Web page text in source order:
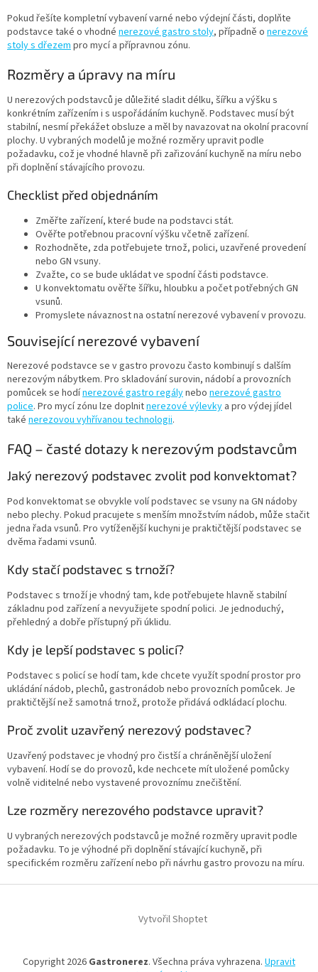
Pokud řešíte kompletní vybavení varné nebo výdejní části, doplňte
podstavce také o vhodné nerezové gastro stoly, případně o nerezové
stoly s dřezempro mycí a přípravnou zónu.
Rozměry a úpravy na míru
U nerezových podstavců je důležité sladit délku, šířku a výšku s
konkrétním zařízením i s uspořádáním kuchyně. Podstavec musí být
stabilní, nesmí překážet obsluze a měl by navazovat na okolní pracovní
plochy. U vybraných modelů je možné rozměry upravit podle
požadavku, což je vhodné hlavně při zařizování kuchyně na míru nebo
při doplnění stávajícího provozu.
Checklist před objednáním
Změřte zařízení, které bude na podstavci stát.
Ověřte potřebnou pracovní výšku včetně zařízení.
Rozhodněte, zda potřebujete trnož, polici, uzavřené provedení
nebo GN vsuny.
Zvažte, co se bude ukládat ve spodní části podstavce.
U konvektomatu ověřte šířku, hloubku a počet potřebných GN
vsunů.
Promyslete návaznost na ostatní nerezové vybavení v provozu.
Související nerezové vybavení
Nerezové podstavce se v gastro provozu často kombinují s dalším
nerezovým nábytkem. Pro skladování surovin, nádobí a provozních
pomůcek se hodínerezové gastro regálynebo nerezové gastro
police. Pro mycí zónu lze doplnitnerezové výlevky a pro výdej jídel
také nerezovou vyhřívanou technologii.
FAQ – časté dotazy k nerezovým podstavcům
Jaký nerezový podstavec zvolit pod konvektomat?
Pod konvektomat se obvykle volí podstavec se vsuny na GN nádoby
nebo plechy. Pokud pracujete s menším množstvím nádob, může stačit
jedna řada vsunů. Pro vytíženější kuchyni je praktičtější podstavec se
dvěma řadami vsunů.
Kdy stačí podstavec s trnoží?
Podstavec s trnoží je vhodný tam, kde potřebujete hlavně stabilní
základnu pod zařízení a nevyužijete spodní polici. Je jednoduchý,
přehledný a dobře přístupný při úklidu.
Kdy je lepší podstavec s policí?
Podstavec s policí se hodí tam, kde chcete využít spodní prostor pro
ukládání nádob, plechů, gastronádob nebo provozních pomůcek. Je
praktičtější než samotná trnož, protože přidává odkládací plochu.
Proč zvolit uzavřený nerezový podstavec?
Uzavřený podstavec je vhodný pro čistší a chráněnější uložení
vybavení. Hodí se do provozů, kde nechcete mít uložené pomůcky
volně viditelné nebo vystavené provoznímu znečištění.
Lze rozměry nerezového podstavce upravit?
U vybraných nerezových podstavců je možné rozměry upravit podle
požadavku. To je výhodné při doplnění stávající kuchyně, při
specifickém rozměru zařízení nebo při návrhu gastro provozu na míru.
Vytvořil Shoptet
Copyright 2026 Gastronerez. Všechna práva vyhrazena. Upravit